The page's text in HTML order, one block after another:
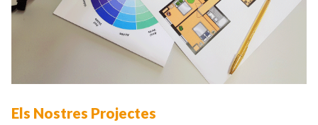
Els Nostres Projectes